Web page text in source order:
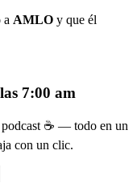
a AMLO y que él
7:00 am
☕ — todo en un
con un clic.